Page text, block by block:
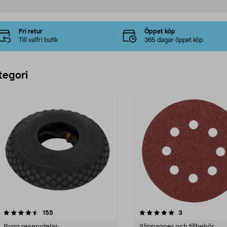
Fri retur
Till valfri butik
Öppet köp
365 dagar öppet köp
155recensioner
5.0 av 5 stjärnor 3
4.0 av 5 stjärnor